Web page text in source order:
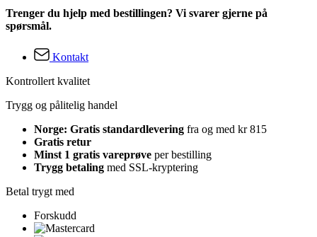
Trenger du hjelp med bestillingen? Vi svarer gjerne på
spørsmål.
Kontakt
Kontrollert kvalitet
Trygg og pålitelig handel
Norge: Gratis standardlevering fra og med kr 815
Gratis retur
Minst 1 gratis vareprøve per bestilling
Trygg betaling med SSL-kryptering
Betal trygt med
Forskudd